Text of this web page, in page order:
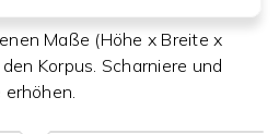
Maße (Höhe x Breite x
Korpus. Scharniere und